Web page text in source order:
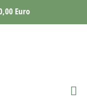
Euro